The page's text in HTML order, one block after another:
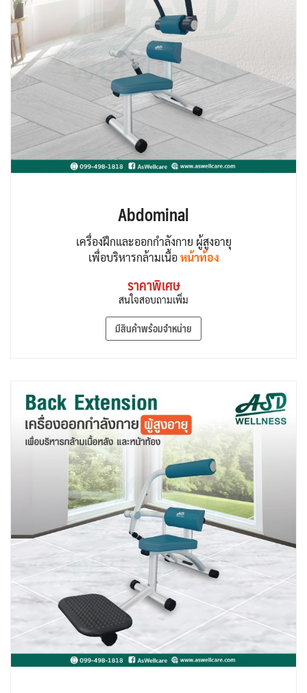
Abdominal
เครื่องฝึกและออกกำลังกาย ผู้สูงอายุ
เพื่อบริหารกล้ามเนื้อ หน้าท้อง
ราคาพิเศษ
สนใจสอบถามเพิ่ม
มีสินค้าพร้อมจำหน่าย